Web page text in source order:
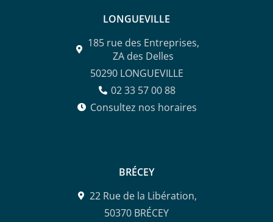
LONGUEVILLE
185 rue des Entreprises,
ZA des Delles
50290 LONGUEVILLE
02 33 57 00 88
Consultez nos horaires
BRÉCEY
22 Rue de la Libération,
50370 BRÉCEY